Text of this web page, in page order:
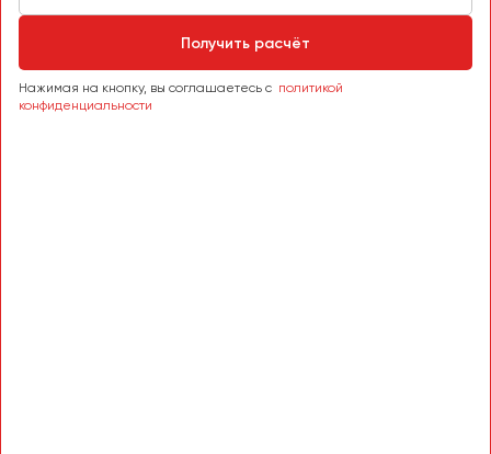
Получить расчёт
Нажимая на кнопку, вы соглашаетесь с политикой
конфиденциальности